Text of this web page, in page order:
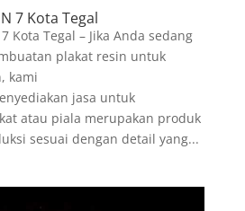
7 Kota Tegal
Kota Tegal – Jika Anda sedang
plakat resin untuk
kami
jasa untuk
atau piala merupakan produk
sesuai dengan detail yang...